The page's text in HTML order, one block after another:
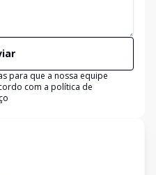
para que a nossa equipe
com a política de